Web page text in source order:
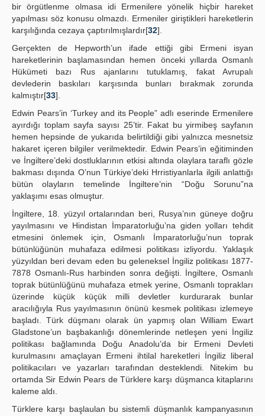
bir örgütlenme olmasa idi Ermenilere yönelik hiçbir hareket
yapılması söz konusu olmazdı. Ermeniler giriştikleri hareketlerin
karşılığında cezaya çaptırılmışlardır[32].
Gerçekten de Hepworth’un ifade ettiği gibi Ermeni isyan
hareketlerinin başlamasından hemen önceki yıllarda Osmanlı
Hükümeti bazı Rus ajanlarını tutuklamış, fakat Avrupalı
devlederin baskıları karşısında bunları bırakmak zorunda
kalmıştır[33].
Edwin Pears’in ‘Turkey and its People” adlı eserinde Ermenilere
ayırdığı toplam sayfa sayısı 25’tir. Fakat bu yirmibeş sayfanın
hemen hepsinde de yukarıda belirtildiği gibi yalnızca mesnetsiz
hakaret içeren bilgiler verilmektedir. Edwin Pears’in eğitiminden
ve İngiltere’deki dostluklarının etkisi altında olaylara taraflı gözle
bakması dışında O’nun Türkiye’deki Hrristiyanlarla ilgili anlattığı
bütün olayların temelinde İngiltere’nin “Doğu Sorunu”na
yaklaşımı esas olmuştur.
İngiltere, 18. yüzyıl ortalarından beri, Rusya’nın güneye doğru
yayılmasını ve Hindistan İmparatorluğu’na giden yolları tehdit
etmesini önlemek için, Osmanlı İmparatorluğu’nun toprak
bütünlüğünün muhafaza edilmesi politikası izliyordu. Yaklaşık
yüzyıldan beri devam eden bu geleneksel İngiliz politikası 1877-
7878 Osmanlı-Rus harbinden sonra değişti. İngiltere, Osmanlı
toprak bütünlüğünü muhafaza etmek yerine, Osmanlı toprakları
üzerinde küçük küçük milli devletler kurdurarak bunlar
aracılığıyla Rus yayılmasının önünü kesmek politikası izlemeye
başladı. Türk düşmanı olarak ün yapmış olan William Ewart
Gladstone’un başbakanlığı dönemlerinde netleşen yeni İngiliz
politikası bağlamında Doğu Anadolu’da bir Ermeni Devleti
kurulmasını amaçlayan Ermeni ihtilal hareketleri İngiliz liberal
politikacıları ve yazarları tarafından desteklendi. Nitekim bu
ortamda Sir Edwin Pears de Türklere karşı düşmanca kitaplarını
kaleme aldı.
Türklere karşı başlaulan bu sistemli düşmanlık kampanyasının